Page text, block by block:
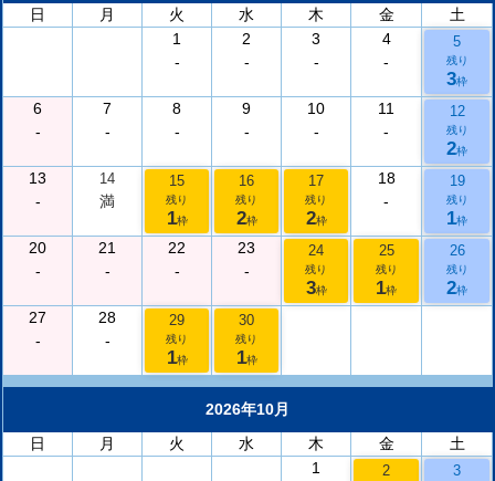
日
月 火 水 木 金
土
1
-
2
-
3
-
4
-
5
残り
3枠
6
-
7
-
8
-
9
-
10
-
11
-
12
残り
2枠
13
-
14
満
15
残り
1枠
16
残り
2枠
17
残り
2枠
18
-
19
残り
1枠
20
-
21
-
22
-
23
-
24
残り
3枠
25
残り
1枠
26
残り
2枠
27
-
28
-
29
残り
1枠
30
残り
1枠
2026年10月
日
月 火 水 木 金
土
1
2 3